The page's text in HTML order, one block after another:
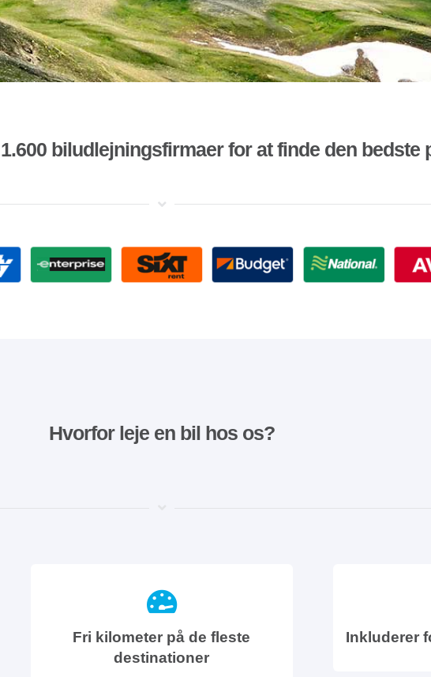
biludlejningsfirmaer for at finde den bedste
Hvorfor leje en bil hos os?
Fri kilometer på de fleste
destinationer
Inkluderer